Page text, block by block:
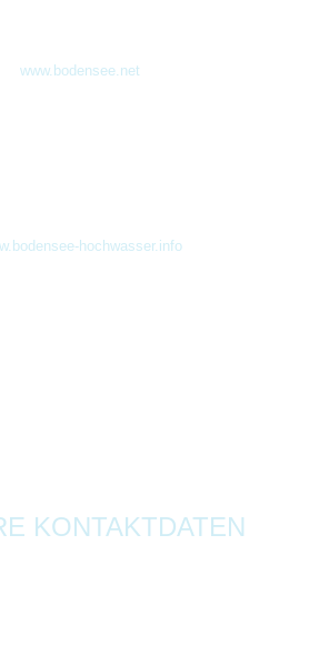
www.bodensee.net
hochwasser.info
KONTAKTDATEN